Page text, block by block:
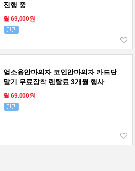
진행 중
월 69,000원
업소용안마의자 코인안마의자 카드단
말기 무료장착 렌탈료 3개월 행사
월 69,000원